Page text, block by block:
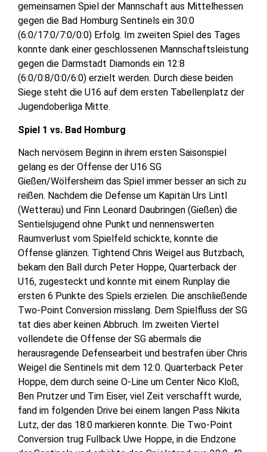
gemeinsamen Spiel der Mannschaft aus Mittelhessen
gegen die Bad Homburg Sentinels ein 30:0
(6:0/17:0/7:0/0:0) Erfolg. Im zweiten Spiel des Tages
konnte dank einer geschlossenen Mannschaftsleistung
gegen die Darmstadt Diamonds ein 12:8
(6:0/0:8/0:0/6:0) erzielt werden. Durch diese beiden
Siege steht die U16 auf dem ersten Tabellenplatz der
Jugendoberliga Mitte.
Spiel 1 vs. Bad Homburg
Nach nervösem Beginn in ihrem ersten Saisonspiel
gelang es der Offense der U16 SG
Gießen/Wölfersheim das Spiel immer besser an sich zu
reißen. Nachdem die Defense um Kapitän Urs Lintl
(Wetterau) und Finn Leonard Daubringen (Gießen) die
Sentielsjugend ohne Punkt und nennenswerten
Raumverlust vom Spielfeld schickte, konnte die
Offense glänzen. Tightend Chris Weigel aus Butzbach,
bekam den Ball durch Peter Hoppe, Quarterback der
U16, zugesteckt und konnte mit einem Runplay die
ersten 6 Punkte des Spiels erzielen. Die anschließende
Two-Point Conversion misslang. Dem Spielfluss der SG
tat dies aber keinen Abbruch. Im zweiten Viertel
vollendete die Offense der SG abermals die
herausragende Defensearbeit und bestrafen über Chris
Weigel die Sentinels mit dem 12:0. Quarterback Peter
Hoppe, dem durch seine O-Line um Center Nico Kloß,
Ben Prutzer und Tim Eiser, viel Zeit verschafft wurde,
fand im folgenden Drive bei einem langen Pass Nikita
Lutz, der das 18:0 markieren konnte. Die Two-Point
Conversion trug Fullback Uwe Hoppe, in die Endzone